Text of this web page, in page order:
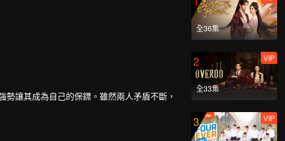
讓其成為自己的保鏢。雖然兩人矛盾不斷，
全36集
2
全33集
VIP
3 VIP